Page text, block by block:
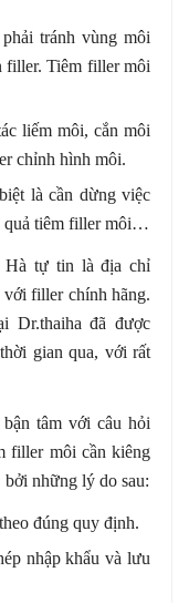
tránh vùng môi
filler. Tiêm filler môi
liếm môi, cắn môi
chỉnh hình môi.
là cần dừng việc
quả tiêm filler môi…
Hà tự tin là địa chỉ
với filler chính hãng.
Dr.thaiha đã được
gian qua, với rất
tâm với câu hỏi
filler môi cần kiêng
những lý do sau:
đúng quy định.
nhập khẩu và lưu